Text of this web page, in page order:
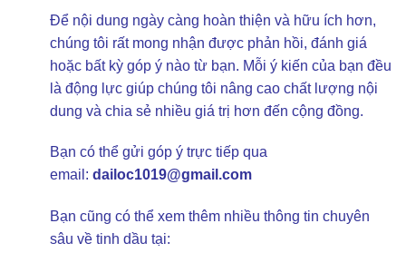
Để nội dung ngày càng hoàn thiện và hữu ích hơn,
chúng tôi rất mong nhận được phản hồi, đánh giá
hoặc bất kỳ góp ý nào từ bạn. Mỗi ý kiến của bạn đều
là động lực giúp chúng tôi nâng cao chất lượng nội
dung và chia sẻ nhiều giá trị hơn đến cộng đồng.
Bạn có thể gửi góp ý trực tiếp qua
email: dailoc1019@gmail.com
Bạn cũng có thể xem thêm nhiều thông tin chuyên
sâu về tinh dầu tại: